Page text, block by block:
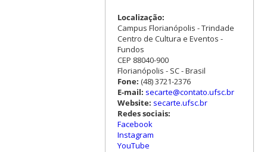
Localização:
Campus Florianópolis - Trindade
Centro de Cultura e Eventos -
Fundos
CEP 88040-900
Florianópolis - SC - Brasil
Fone: (48) 3721-2376
E-mail: secarte@contato.ufsc.br
Website: secarte.ufsc.br
Redes sociais:
Facebook
Instagram
YouTube